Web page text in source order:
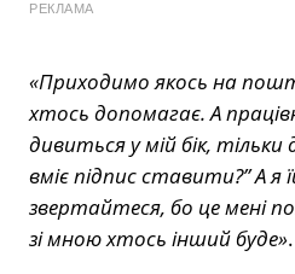
РЕКЛАМА
«Приходимо якось на
хтось допомагає. А
дивиться у мій бік,
вміє підпис ставити?” А я
звертайтеся, бо це мені
зі мною хтось інший буде».